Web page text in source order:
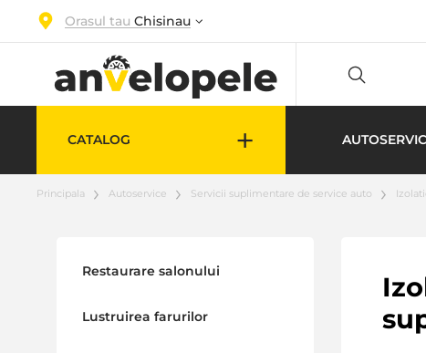
Orasul tau Chisinau
CATALOG +
Principala Autoservice Servicii suplimentare de service auto
Restaurare salonului
Lustruirea farurilor